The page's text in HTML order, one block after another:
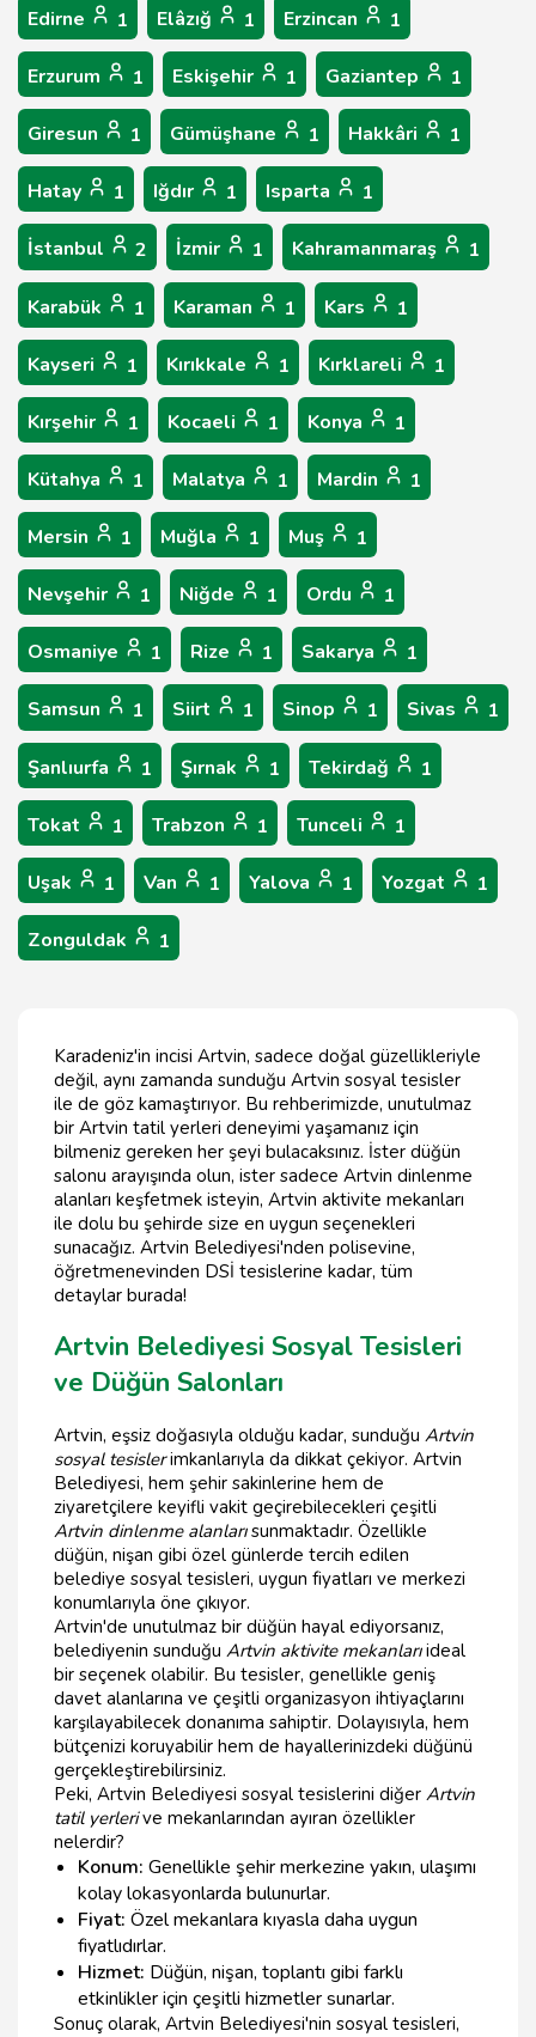
Edirne 1 Elâzığ 1 Erzincan 1
Erzurum 1 Eskişehir 1 Gaziantep 1
Giresun 1 Gümüşhane 1 Hakkâri 1
Hatay 1 Iğdır 1 Isparta 1
İstanbul 2 İzmir 1 Kahramanmaraş 1
Karabük 1 Karaman 1 Kars 1
Kayseri 1 Kırıkkale 1 Kırklareli 1
Kırşehir 1 Kocaeli 1 Konya 1
Kütahya 1 Malatya 1 Mardin 1
Mersin 1 Muğla 1 Muş 1
Nevşehir 1 Niğde 1 Ordu 1
Osmaniye 1 Rize 1 Sakarya 1
Samsun 1 Siirt 1 Sinop 1 Sivas 1
Şanlıurfa 1 Şırnak 1 Tekirdağ 1
Tokat 1 Trabzon 1 Tunceli 1
Uşak 1 Van 1 Yalova 1 Yozgat 1
Zonguldak 1
Karadeniz'in incisi Artvin, sadece doğal güzellikleriyle
değil, aynı zamanda sunduğu Artvin sosyal tesisler
ile de göz kamaştırıyor. Bu rehberimizde, unutulmaz
bir Artvin tatil yerleri deneyimi yaşamanız için
bilmeniz gereken her şeyi bulacaksınız. İster düğün
salonu arayışında olun, ister sadece Artvin dinlenme
alanları keşfetmek isteyin, Artvin aktivite mekanları
ile dolu bu şehirde size en uygun seçenekleri
sunacağız. Artvin Belediyesi'nden polisevine,
öğretmenevinden DSİ tesislerine kadar, tüm
detaylar burada!
Artvin Belediyesi Sosyal Tesisleri
ve Düğün Salonları
Artvin, eşsiz doğasıyla olduğu kadar, sunduğu Artvin
sosyal tesislerimkanlarıyla da dikkat çekiyor. Artvin
Belediyesi, hem şehir sakinlerine hem de
ziyaretçilere keyifli vakit geçirebilecekleri çeşitli
Artvin dinlenme alanlarısunmaktadır. Özellikle
düğün, nişan gibi özel günlerde tercih edilen
belediye sosyal tesisleri, uygun fiyatları ve merkezi
konumlarıyla öne çıkıyor.
Artvin'de unutulmaz bir düğün hayal ediyorsanız,
belediyenin sunduğu Artvin aktivite mekanlarıideal
bir seçenek olabilir. Bu tesisler, genellikle geniş
davet alanlarına ve çeşitli organizasyon ihtiyaçlarını
karşılayabilecek donanıma sahiptir. Dolayısıyla, hem
bütçenizi koruyabilir hem de hayallerinizdeki düğünü
gerçekleştirebilirsiniz.
Peki, Artvin Belediyesi sosyal tesislerini diğer Artvin
tatil yerlerive mekanlarından ayıran özellikler
nelerdir?
Konum: Genellikle şehir merkezine yakın, ulaşımı
kolay lokasyonlarda bulunurlar.
Fiyat: Özel mekanlara kıyasla daha uygun
fiyatlıdırlar.
Hizmet: Düğün, nişan, toplantı gibi farklı
etkinlikler için çeşitli hizmetler sunarlar.
Sonuç olarak, Artvin Belediyesi'nin sosyal tesisleri,